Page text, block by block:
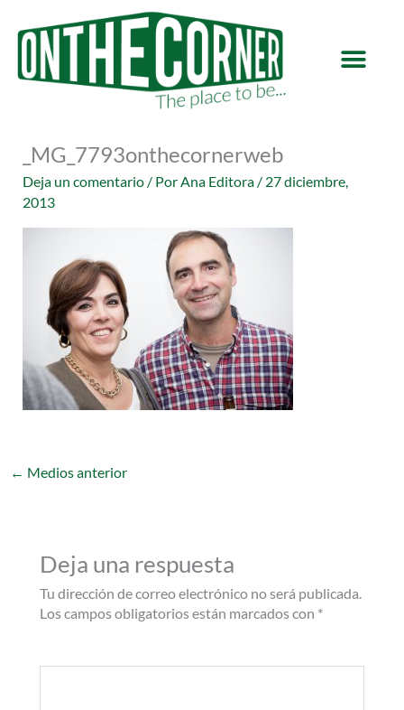
contenido
_MG_7793onthecornerweb
Deja un comentario / PorAna Editora / 27 diciembre,
2013
← Medios anterior
Deja una respuesta
Tu dirección de correo electrónico no será publicada.
Los campos obligatorios están marcados con *